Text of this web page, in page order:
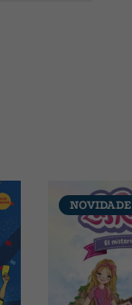
NOVIDADE